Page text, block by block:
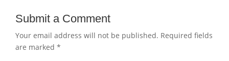
Submit a Comment
Your email address will not be published. Required fields
are marked *